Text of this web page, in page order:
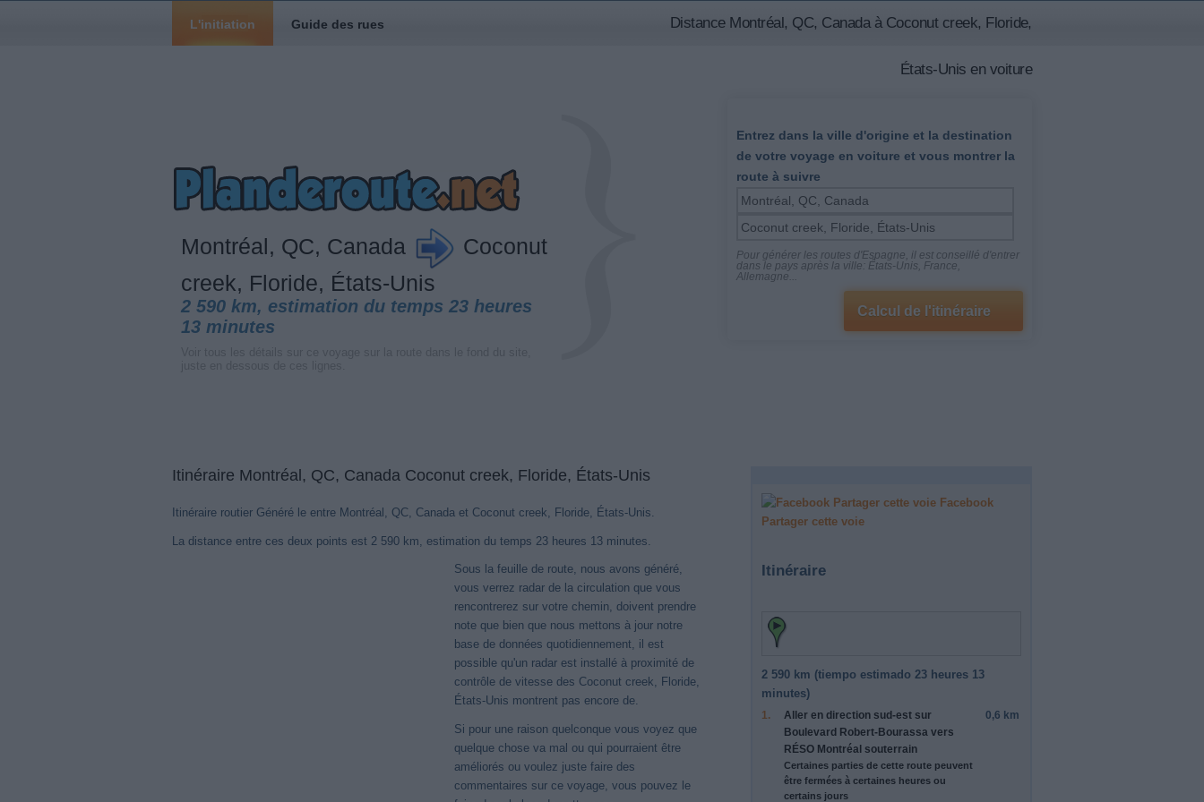
Distance Montréal, QC, Canada à Coconut creek, Floride,
États-Unis en voiture
L'initiation Guide des rues
Montréal, QC, Canada
Coconut
creek, Floride, États-Unis
2 590 km, estimation du temps 23 heures
13 minutes
Entrez dans la ville d'origine et la destination
de votre voyage en voiture et vous montrer la
route à suivre
Pour générer les routes d'Espagne, il est conseillé d'entrer
dans le pays après la ville: États-Unis, France,
Allemagne...
Itinéraire Montréal, QC, Canada Coconut creek, Floride, États-Unis
Itinéraire routier Généré le entre Montréal, QC, Canada et Coconut creek, Floride, États-Unis.
La distance entre ces deux points est 2 590 km, estimation du temps 23 heures 13 minutes.
Sous la feuille de route, nous avons généré,
vous verrez radar de la circulation que vous
rencontrerez sur votre chemin, doivent prendre
note que bien que nous mettons à jour notre
base de données quotidiennement, il est
possible qu'un radar est installé à proximité de
contrôle de vitesse des Coconut creek, Floride,
États-Unis montrent pas encore de.
Si pour une raison quelconque vous voyez que
quelque chose va mal ou qui pourraient être
améliorés ou voulez juste faire des
commentaires sur ce voyage, vous pouvez le
Facebook
Partager cette voie
Itinéraire
2 590 km (tiempo estimado 23 heures 13
minutes)
1. Aller en direction sud-est sur
Boulevard Robert-Bourassa vers
RÉSO Montréal souterrain
Certaines parties de cette route peuvent
être fermées à certaines heures ou
certains jours
0,6 km